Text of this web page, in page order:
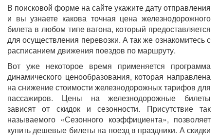
В поисковой форме на сайте укажите дату отправления
и вы узнаете какова точная цена железнодорожного
билета в любом типе вагона, который предоставляется
для осуществления перевозки. А так же ознакомитесь с
расписанием движения поездов по маршруту.
Вот уже некоторое время применяется программа
динамического ценообразования, которая направлена
на снижение стоимости железнодорожных тарифов для
пассажиров. Цены на железнодорожные билеты
зависят от скидок и сезонности. Присутствие так
называемого «Сезонного коэффициента», позволяет
купить дешевые билеты на поезд в праздники. А скидки